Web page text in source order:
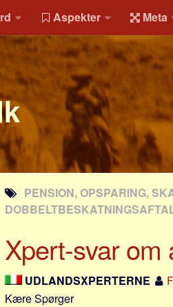
Aspekter Meta
PENSION, OPSPARING,
Xpert-svar om
UDLANDSXPERTERNE
Kære Spørger